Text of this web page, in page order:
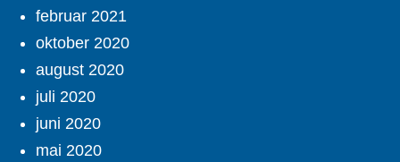
februar 2021
oktober 2020
august 2020
juli 2020
juni 2020
mai 2020